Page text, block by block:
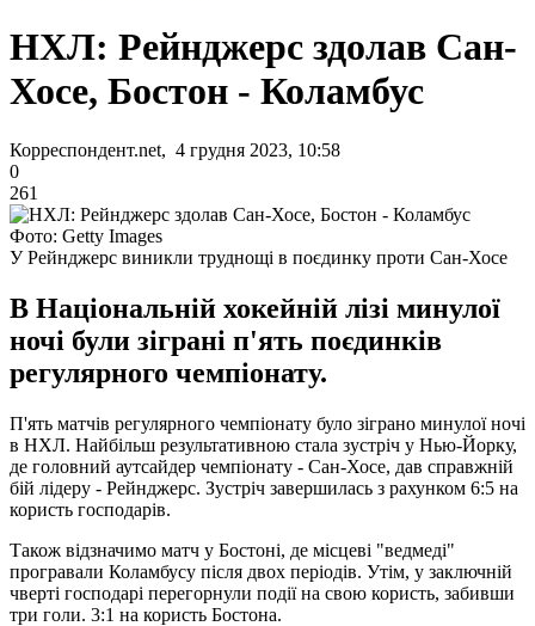
НХЛ: Рейнджерс здолав Сан-
Хосе, Бостон - Коламбус
Корреспондент.net, 4 грудня 2023, 10:58
0
261
Фото: Getty Images
У Рейнджерс виникли труднощі в поєдинку проти Сан-Хосе
В Національній хокейній лізі минулої
ночі були зіграні п'ять поєдинків
регулярного чемпіонату.
П'ять матчів регулярного чемпіонату було зіграно минулої ночі
в НХЛ. Найбільш результативною стала зустріч у Нью-Йорку,
де головний аутсайдер чемпіонату - Сан-Хосе, дав справжній
бій лідеру - Рейнджерс. Зустріч завершилась з рахунком 6:5 на
користь господарів.
Також відзначимо матч у Бостоні, де місцеві "ведмеді"
програвали Коламбусу після двох періодів. Утім, у заключній
чверті господарі перегорнули події на свою користь, забивши
три голи. 3:1 на користь Бостона.